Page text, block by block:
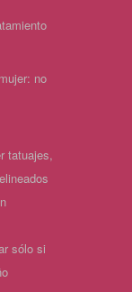
no
tatuajes,
sólo si